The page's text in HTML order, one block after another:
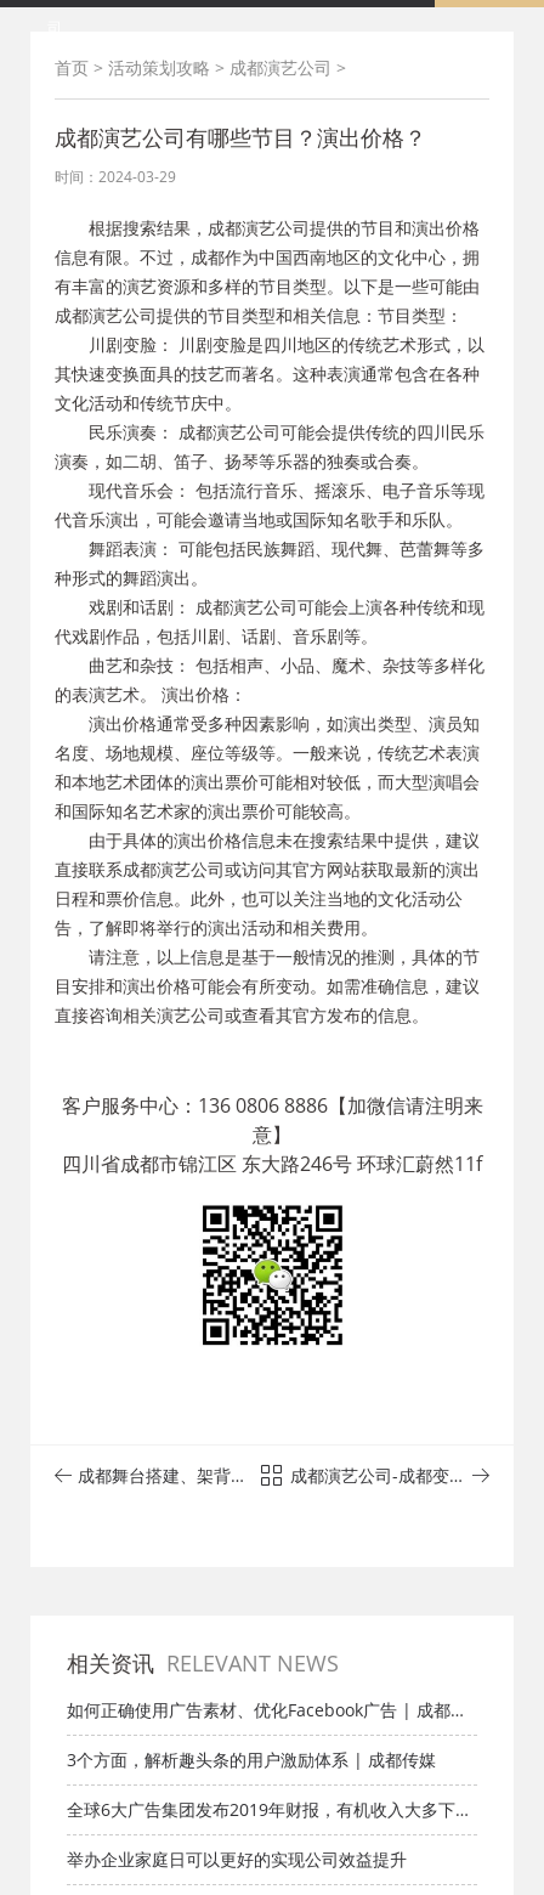
首页 > 活动策划攻略 > 成都演艺公司 >
成都演艺公司有哪些节目？演出价格？
时间：2024-03-29
根据搜索结果，成都演艺公司提供的节目和演出价格
信息有限。不过，成都作为中国西南地区的文化中心，拥
有丰富的演艺资源和多样的节目类型。以下是一些可能由
成都演艺公司提供的节目类型和相关信息：节目类型：
川剧变脸： 川剧变脸是四川地区的传统艺术形式，以
其快速变换面具的技艺而著名。这种表演通常包含在各种
文化活动和传统节庆中。
民乐演奏： 成都演艺公司可能会提供传统的四川民乐
演奏，如二胡、笛子、扬琴等乐器的独奏或合奏。
现代音乐会： 包括流行音乐、摇滚乐、电子音乐等现
代音乐演出，可能会邀请当地或国际知名歌手和乐队。
舞蹈表演： 可能包括民族舞蹈、现代舞、芭蕾舞等多
种形式的舞蹈演出。
戏剧和话剧： 成都演艺公司可能会上演各种传统和现
代戏剧作品，包括川剧、话剧、音乐剧等。
曲艺和杂技： 包括相声、小品、魔术、杂技等多样化
的表演艺术。 演出价格：
演出价格通常受多种因素影响，如演出类型、演员知
名度、场地规模、座位等级等。一般来说，传统艺术表演
和本地艺术团体的演出票价可能相对较低，而大型演唱会
和国际知名艺术家的演出票价可能较高。
由于具体的演出价格信息未在搜索结果中提供，建议
直接联系成都演艺公司或访问其官方网站获取最新的演出
日程和票价信息。此外，也可以关注当地的文化活动公
告，了解即将举行的演出活动和相关费用。
请注意，以上信息是基于一般情况的推测，具体的节
目安排和演出价格可能会有所变动。如需准确信息，建议
直接咨询相关演艺公司或查看其官方发布的信息。
客户服务中心：136 0806 8886【加微信请注明来
意】
四川省成都市锦江区 东大路246号 环球汇蔚然11f
成都舞台搭建、架背板
成都演艺公司-成都变脸
相关资讯 RELEVANT NEWS
如何正确使用广告素材、优化Facebook广告 | 成都传
媒
3个方面，解析趣头条的用户激励体系 | 成都传媒
全球6大广告集团发布2019年财报，有机收入大多下滑
- 成都
举办企业家庭日可以更好的实现公司效益提升